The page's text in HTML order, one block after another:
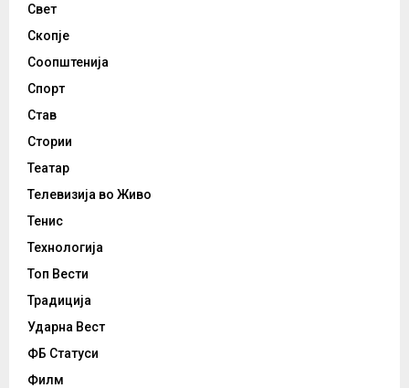
Свет
Скопје
Соопштенија
Спорт
Став
Стории
Театар
Телевизија во Живо
Тенис
Технологија
Топ Вести
Традиција
Ударна Вест
ФБ Статуси
Филм